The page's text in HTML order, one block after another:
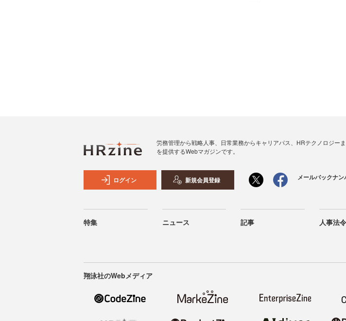
労務管理から戦略人事、日常業務からキャリアパス、HRテクノロジー
を提供するWebマガジンです。
ログイン 新規会員登録 メールバックナン
特集 ニュース 記事 人事法
翔泳社のWebメディア